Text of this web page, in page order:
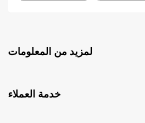
لمزيد من المعلومات
خدمة العملاء